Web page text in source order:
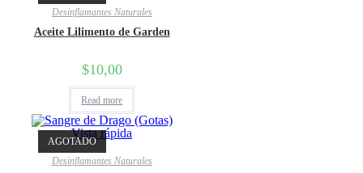
Desinflamantes Naturales
Aceite Lilimento de Garden
$10,00
Read more
AGOTADO
Vista rápida
Desinflamantes Naturales